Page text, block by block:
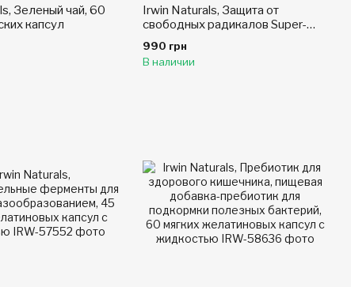
Зеленый чай, 60
капсул
Irwin Naturals, Защита от
свободных радикалов Super-
Orac, 60 жидких гелевых капсул
990 грн
В наличии